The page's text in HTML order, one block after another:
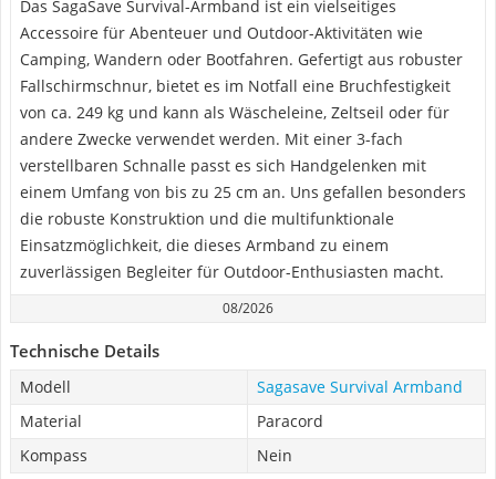
Das SagaSave Survival-Armband ist ein vielseitiges
Accessoire für Abenteuer und Outdoor-Aktivitäten wie
Camping, Wandern oder Bootfahren. Gefertigt aus robuster
Fallschirmschnur, bietet es im Notfall eine Bruchfestigkeit
von ca. 249 kg und kann als Wäscheleine, Zeltseil oder für
andere Zwecke verwendet werden. Mit einer 3-fach
verstellbaren Schnalle passt es sich Handgelenken mit
einem Umfang von bis zu 25 cm an. Uns gefallen besonders
die robuste Konstruktion und die multifunktionale
Einsatzmöglichkeit, die dieses Armband zu einem
zuverlässigen Begleiter für Outdoor-Enthusiasten macht.
08/2026
Technische Details
Modell
Sagasave Survival Armband
Material
Paracord
Kompass
Nein